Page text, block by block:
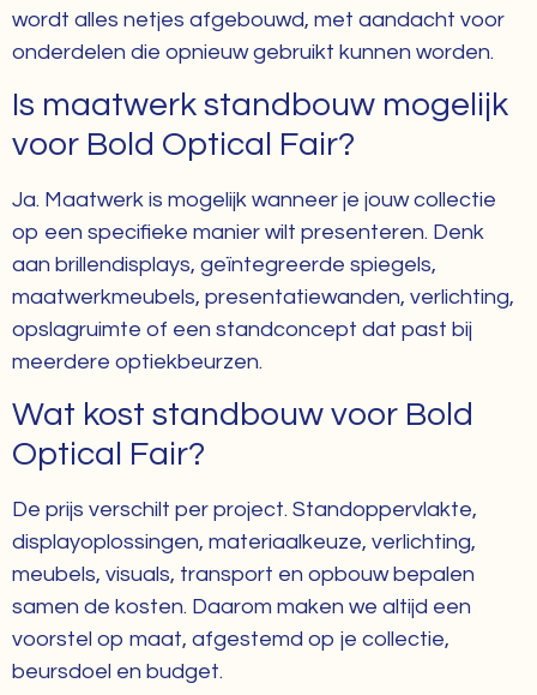
wordt alles netjes afgebouwd, met aandacht voor
onderdelen die opnieuw gebruikt kunnen worden.
Is maatwerk standbouw mogelijk
voor Bold Optical Fair?
Ja. Maatwerk is mogelijk wanneer je jouw collectie
op een specifieke manier wilt presenteren. Denk
aan brillendisplays, geïntegreerde spiegels,
maatwerkmeubels, presentatiewanden, verlichting,
opslagruimte of een standconcept dat past bij
meerdere optiekbeurzen.
Wat kost standbouw voor Bold
Optical Fair?
De prijs verschilt per project. Standoppervlakte,
displayoplossingen, materiaalkeuze, verlichting,
meubels, visuals, transport en opbouw bepalen
samen de kosten. Daarom maken we altijd een
voorstel op maat, afgestemd op je collectie,
beursdoel en budget.